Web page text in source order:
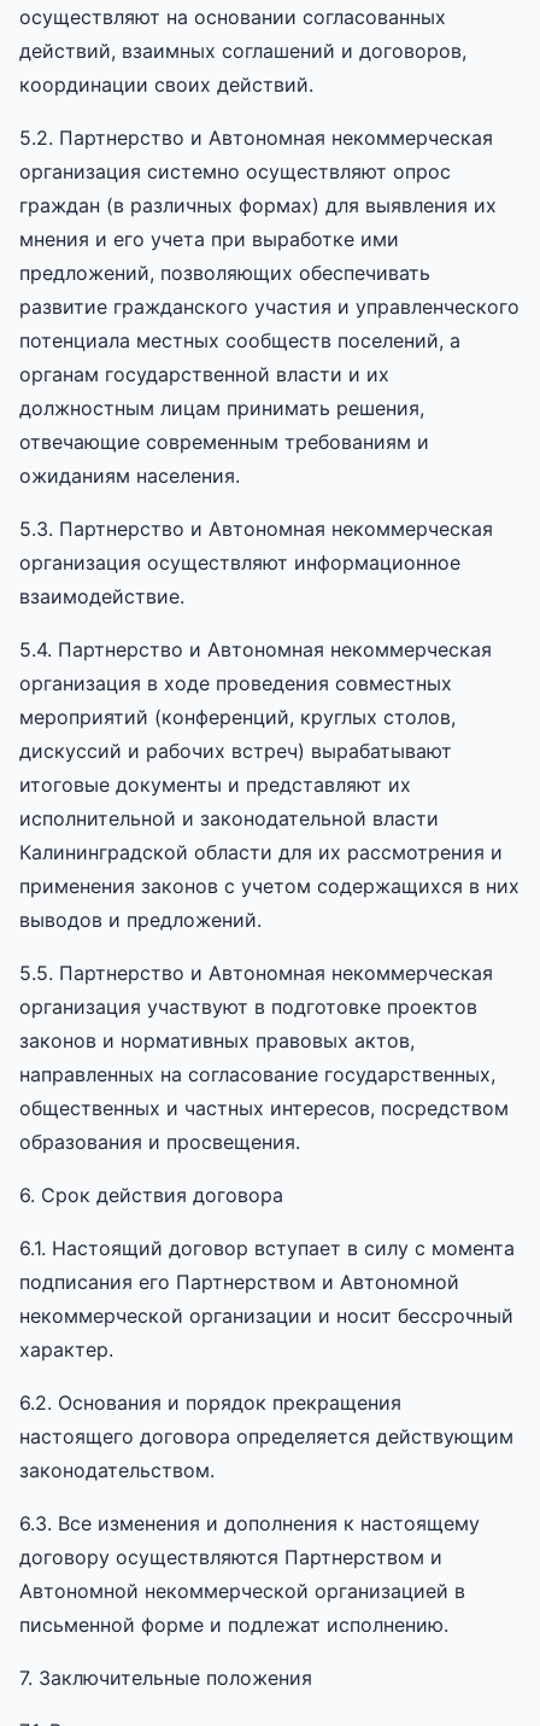
осуществляют на основании согласованных
действий, взаимных соглашений и договоров,
координации своих действий.
5.2. Партнерство и Автономная некоммерческая
организация системно осуществляют опрос
граждан (в различных формах) для выявления их
мнения и его учета при выработке ими
предложений, позволяющих обеспечивать
развитие гражданского участия и управленческого
потенциала местных сообществ поселений, а
органам государственной власти и их
должностным лицам принимать решения,
отвечающие современным требованиям и
ожиданиям населения.
5.3. Партнерство и Автономная некоммерческая
организация осуществляют информационное
взаимодействие.
5.4. Партнерство и Автономная некоммерческая
организация в ходе проведения совместных
мероприятий (конференций, круглых столов,
дискуссий и рабочих встреч) вырабатывают
итоговые документы и представляют их
исполнительной и законодательной власти
Калининградской области для их рассмотрения и
применения законов с учетом содержащихся в них
выводов и предложений.
5.5. Партнерство и Автономная некоммерческая
организация участвуют в подготовке проектов
законов и нормативных правовых актов,
направленных на согласование государственных,
общественных и частных интересов, посредством
образования и просвещения.
6. Срок действия договора
6.1. Настоящий договор вступает в силу с момента
подписания его Партнерством и Автономной
некоммерческой организации и носит бессрочный
характер.
6.2. Основания и порядок прекращения
настоящего договора определяется действующим
законодательством.
6.3. Все изменения и дополнения к настоящему
договору осуществляются Партнерством и
Автономной некоммерческой организацией в
письменной форме и подлежат исполнению.
7. Заключительные положения